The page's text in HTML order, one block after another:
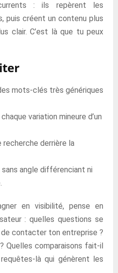
: ils repèrent les
puis créent un contenu plus
clair. C’est là que tu peux
mots-clés très génériques
variation mineure d’un
recherche derrière la
angle différenciant ni
en visibilité, pense en
: quelles questions se
contacter ton entreprise ?
Quelles comparaisons fait-il
là qui génèrent les